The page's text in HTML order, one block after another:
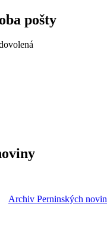
pošty
Archiv Perninských novin